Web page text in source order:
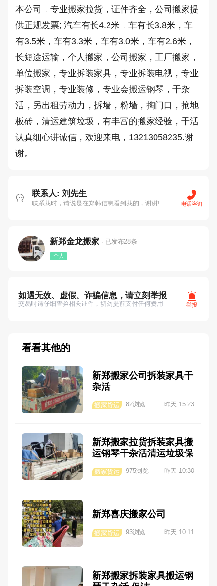
本公司，专业搬家拉货，证件齐全，公司搬家提
供正规发票; 汽车有长4.2米，车有长3.8米，车
有3.5米，车有3.3米，车有3.0米，车有2.6米，
长短途运输，个人搬家，公司搬家，工厂搬家，
单位搬家，专业拆装家具，专业拆装电视，专业
拆装空调，专业装修，专业会搬运钢琴，干杂
活，另出租劳动力，拆墙，粉墙，掏门口，抢地
板砖，清运建筑垃圾，有丰富的搬家经验，干活
认真细心讲诚信，欢迎来电，13213058235.谢
谢。
联系人: 刘先生
联系我时，请说是在郑韩信息看到我的，谢谢! 电话咨询
新郑金龙搬家 · 已发布28条
个人
如遇无效、虚假、诈骗信息，请立刻举报
交易时请仔细查验相关证件，切勿提前支付任何费用 举报
看看其他的
新郑搬家公司拆装家具干
杂活
搬家货运 82浏览 昨天 15:23
新郑搬家拉货拆装家具搬
运钢琴干杂活清运垃圾保
搬家货运 975浏览 昨天 10:30
新郑喜庆搬家公司
搬家货运 93浏览 昨天 10:11
新郑搬家拆装家具搬运钢